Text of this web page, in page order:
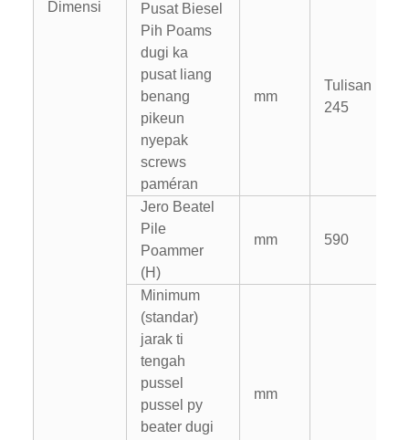
Dimensi
Pusat Biesel
Pih Poams
dugi ka
pusat liang
benang
pikeun
nyepak
screws
paméran
mm
Tulisan
245
Jero Beatel
Pile
Poammer
(H)
mm 590
Minimum
(standar)
jarak ti
tengah
pussel
pussel py
beater dugi
mm